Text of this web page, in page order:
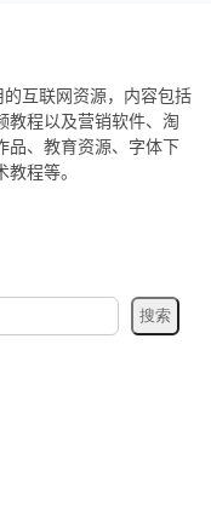
互联网资源，内容包括
教程以及营销软件、淘
品、教育资源、字体下
程等。